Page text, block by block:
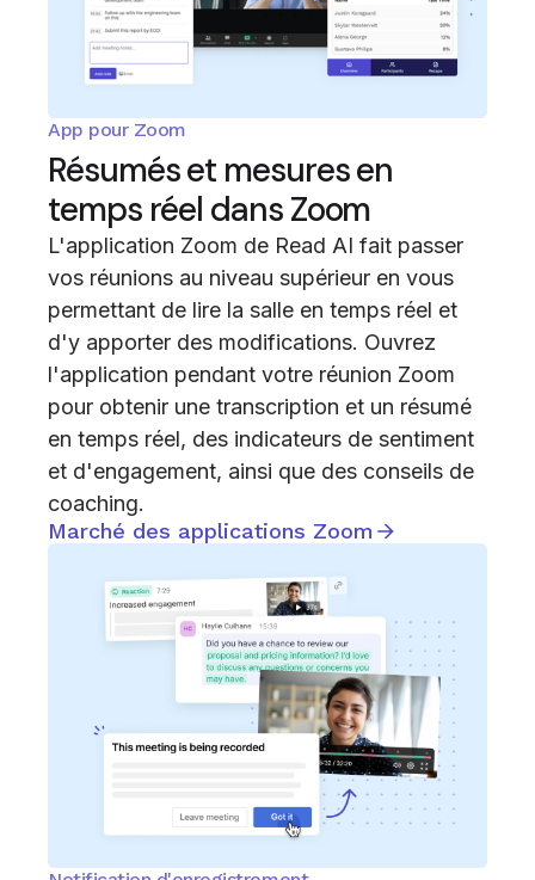
App pour Zoom
Résumés et mesures en
temps réel dans Zoom
L'application Zoom de Read AI fait passer
vos réunions au niveau supérieur en vous
permettant de lire la salle en temps réel et
d'y apporter des modifications. Ouvrez
l'application pendant votre réunion Zoom
pour obtenir une transcription et un résumé
en temps réel, des indicateurs de sentiment
et d'engagement, ainsi que des conseils de
coaching.
Marché des applications Zoom